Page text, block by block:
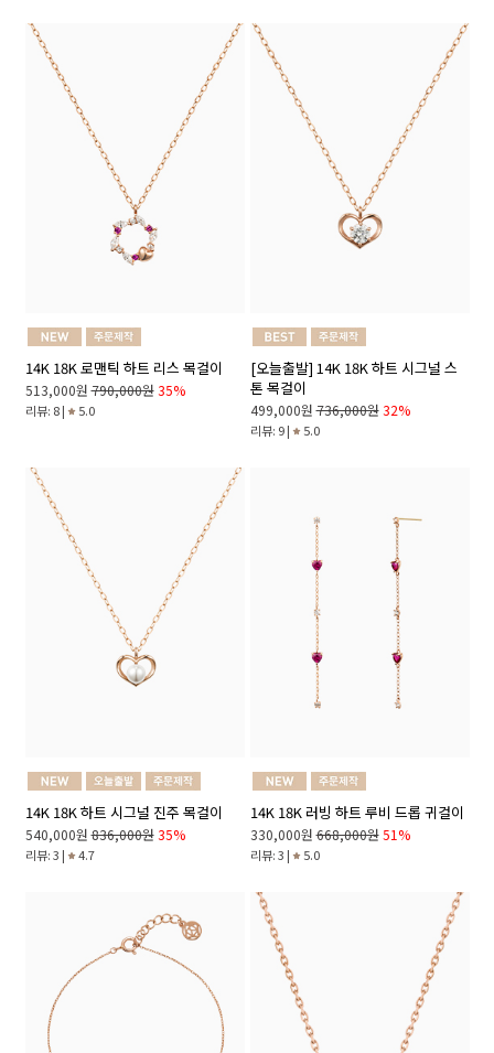
14K 18K 로맨틱 하트 리스 목걸이
513,000원 790,000원 35%
리뷰: 8 | 5.0
[오늘출발] 14K 18K 하트 시그널 스
톤 목걸이
499,000원 736,000원 32%
리뷰: 9 | 5.0
14K 18K 하트 시그널 진주 목걸이
540,000원 836,000원 35%
리뷰: 3 | 4.7
14K 18K 러빙 하트 루비 드롭 귀걸이
330,000원 668,000원 51%
리뷰: 3 | 5.0